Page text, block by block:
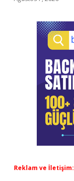
Reklam ve İletişim: